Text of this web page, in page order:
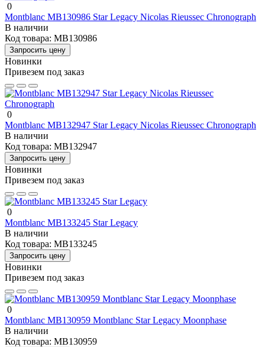
0
Montblanc MB130986 Star Legacy Nicolas Rieussec Chronograph
В наличии
Код товара: MB130986
Запросить цену
Новинки
Привезем под заказ
0
Montblanc MB132947 Star Legacy Nicolas Rieussec Chronograph
В наличии
Код товара: MB132947
Запросить цену
Новинки
Привезем под заказ
0
Montblanc MB133245 Star Legacy
В наличии
Код товара: MB133245
Запросить цену
Новинки
Привезем под заказ
0
Montblanc MB130959 Montblanc Star Legacy Moonphase
В наличии
Код товара: MB130959